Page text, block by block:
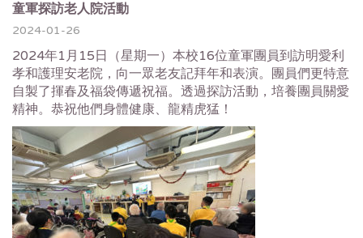
童軍探訪老人院活動
2024-01-26
2024年1月15日（星期一）本校16位童軍團員到訪明愛利
孝和護理安老院，向一眾老友記拜年和表演。團員們更特意
自製了揮春及福袋傳遞祝福。透過探訪活動，培養團員關愛
精神。恭祝他們身體健康、龍精虎猛！